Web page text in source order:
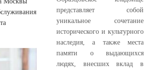
представляет собой
уникальное сочетание
исторического и культурного
наследия, а также места
памяти о выдающихся
людях, внесших вклад в